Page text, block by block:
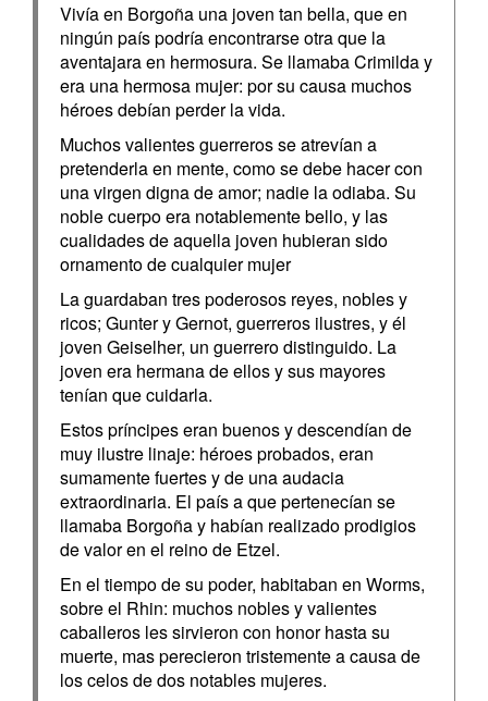
Vivía en Borgoña una joven tan bella, que en
ningún país podría encontrarse otra que la
aventajara en hermosura. Se llamaba Crimilda y
era una hermosa mujer: por su causa muchos
héroes debían perder la vida.
Muchos valientes guerreros se atrevían a
pretenderla en mente, como se debe hacer con
una virgen digna de amor; nadie la odiaba. Su
noble cuerpo era notablemente bello, y las
cualidades de aquella joven hubieran sido
ornamento de cualquier mujer
La guardaban tres poderosos reyes, nobles y
ricos; Gunter y Gernot, guerreros ilustres, y él
joven Geiselher, un guerrero distinguido. La
joven era hermana de ellos y sus mayores
tenían que cuidarla.
Estos príncipes eran buenos y descendían de
muy ilustre linaje: héroes probados, eran
sumamente fuertes y de una audacia
extraordinaria. El país a que pertenecían se
llamaba Borgoña y habían realizado prodigios
de valor en el reino de Etzel.
En el tiempo de su poder, habitaban en Worms,
sobre el Rhin: muchos nobles y valientes
caballeros les sirvieron con honor hasta su
muerte, mas perecieron tristemente a causa de
los celos de dos notables mujeres.